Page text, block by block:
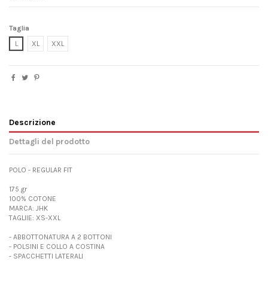
Taglia
L
XL XXL
Descrizione
Dettagli del prodotto
POLO - REGULAR FIT
175 gr
100% COTONE
MARCA: JHK
TAGLIIE: XS-XXL
- ABBOTTONATURA A 2 BOTTONI
- POLSINI E COLLO A COSTINA
- SPACCHETTI LATERALI